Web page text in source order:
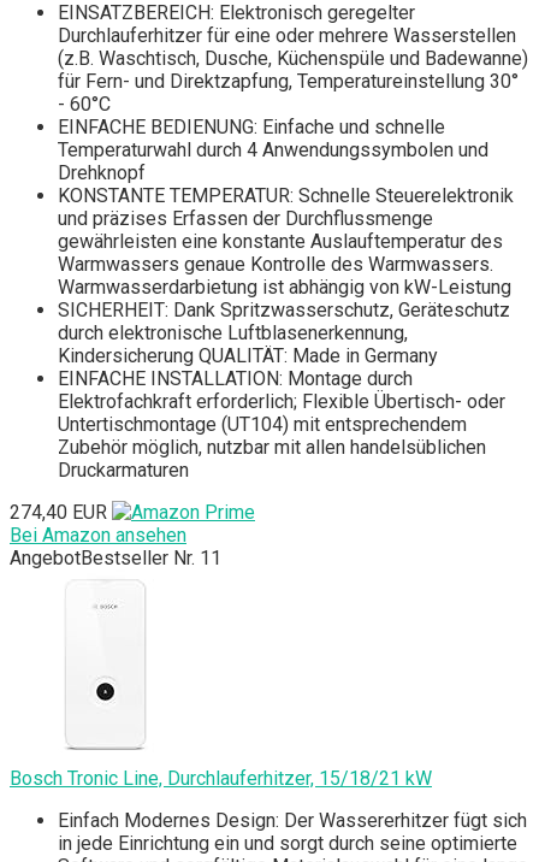
EINSATZBEREICH: Elektronisch geregelter
Durchlauferhitzer für eine oder mehrere Wasserstellen
(z.B. Waschtisch, Dusche, Küchenspüle und Badewanne)
für Fern- und Direktzapfung, Temperatureinstellung 30°
- 60°C
EINFACHE BEDIENUNG: Einfache und schnelle
Temperaturwahl durch 4 Anwendungssymbolen und
Drehknopf
KONSTANTE TEMPERATUR: Schnelle Steuerelektronik
und präzises Erfassen der Durchflussmenge
gewährleisten eine konstante Auslauftemperatur des
Warmwassers genaue Kontrolle des Warmwassers.
Warmwasserdarbietung ist abhängig von kW-Leistung
SICHERHEIT: Dank Spritzwasserschutz, Geräteschutz
durch elektronische Luftblasenerkennung,
Kindersicherung QUALITÄT: Made in Germany
EINFACHE INSTALLATION: Montage durch
Elektrofachkraft erforderlich; Flexible Übertisch- oder
Untertischmontage (UT104) mit entsprechendem
Zubehör möglich, nutzbar mit allen handelsüblichen
Druckarmaturen
274,40 EUR
Bei Amazon ansehen
AngebotBestseller Nr. 11
Bosch Tronic Line, Durchlauferhitzer, 15/18/21 kW
Einfach Modernes Design: Der Wassererhitzer fügt sich
in jede Einrichtung ein und sorgt durch seine optimierte